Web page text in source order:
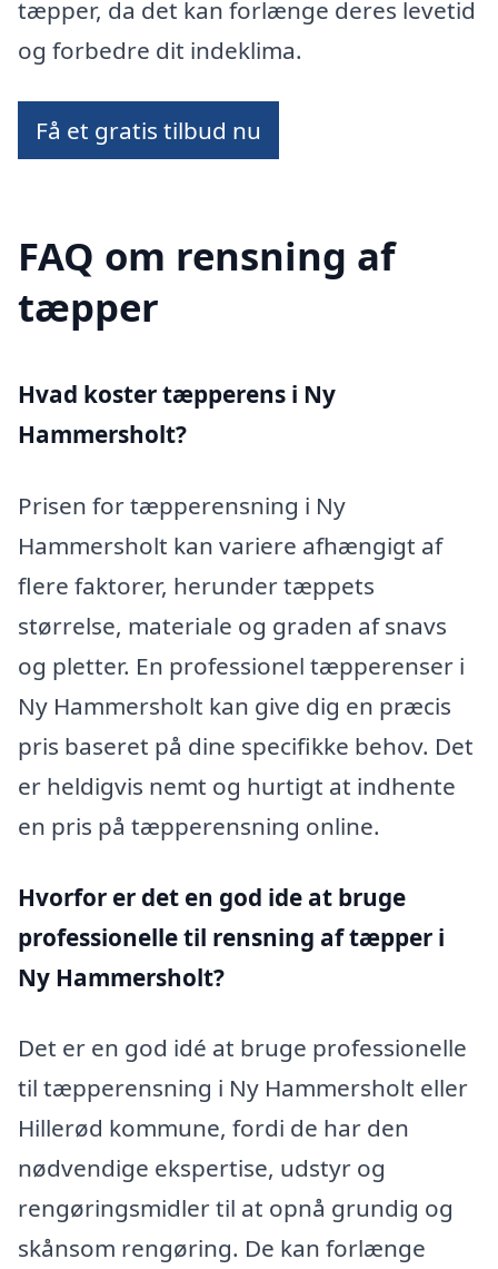
tæpper, da det kan forlænge deres levetid
og forbedre dit indeklima.
Få et gratis tilbud nu
FAQ om rensning af
tæpper
Hvad koster tæpperens i Ny
Hammersholt?
Prisen for tæpperensning i Ny
Hammersholt kan variere afhængigt af
flere faktorer, herunder tæppets
størrelse, materiale og graden af snavs
og pletter. En professionel tæpperenser i
Ny Hammersholt kan give dig en præcis
pris baseret på dine specifikke behov. Det
er heldigvis nemt og hurtigt at indhente
en pris på tæpperensning online.
Hvorfor er det en god ide at bruge
professionelle til rensning af tæpper i
Ny Hammersholt?
Det er en god idé at bruge professionelle
til tæpperensning i Ny Hammersholt eller
Hillerød kommune, fordi de har den
nødvendige ekspertise, udstyr og
rengøringsmidler til at opnå grundig og
skånsom rengøring. De kan forlænge